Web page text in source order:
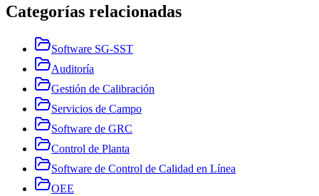
Categorías relacionadas
Software SG-SST
Auditoría
Gestión de Calibración
Servicios de Campo
Software de GRC
Control de Planta
Software de Control de Calidad en Línea
OEE